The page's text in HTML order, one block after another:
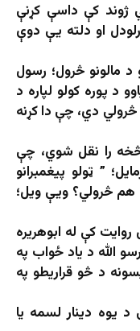
ژوند کې داسې کړنې
او دلته یې دوې
مالونو څرول؛ رسول
د پوره کولو لپاره د
دي، چې دا کړنه
را نقل شوي، چې
” ټولو پیغمبرانو
هم څرولي؟ ویې ویل؛
کې له ابوهریره
الله د یاد ځواب په
د څو قراریطو په
یوه دینار لسمه یا